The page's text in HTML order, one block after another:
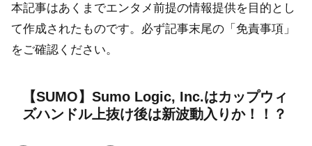
本記事はあくまでエンタメ前提の情報提供を目的とし
て作成されたものです。必ず記事末尾の「免責事項」
をご確認ください。
【SUMO】Sumo Logic, Inc.はカップウィ
ズハンドル上抜け後は新波動入りか！！？